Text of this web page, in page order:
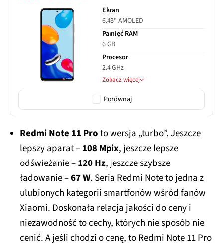
Ekran
6.43" AMOLED
Pamięć RAM
6 GB
Procesor
2.4 GHz
Zobacz więcej
Porównaj
Redmi Note 11 Proto wersja „turbo”. Jeszcze
lepszy aparat –108 Mpix, jeszcze lepsze
odświeżanie –120 Hz, jeszcze szybsze
ładowanie –67 W. Seria Redmi Note to jedna z
ulubionych kategorii smartfonów wśród fanów
Xiaomi. Doskonała relacja jakości do ceny i
niezawodność to cechy, których nie sposób nie
cenić. A jeśli chodzi o cenę, to Redmi Note 11 Pro